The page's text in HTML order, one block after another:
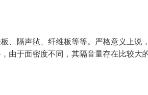
、隔声毡、纤维板等等。严格意义上说
由于面密度不同，其隔音量存在比较大